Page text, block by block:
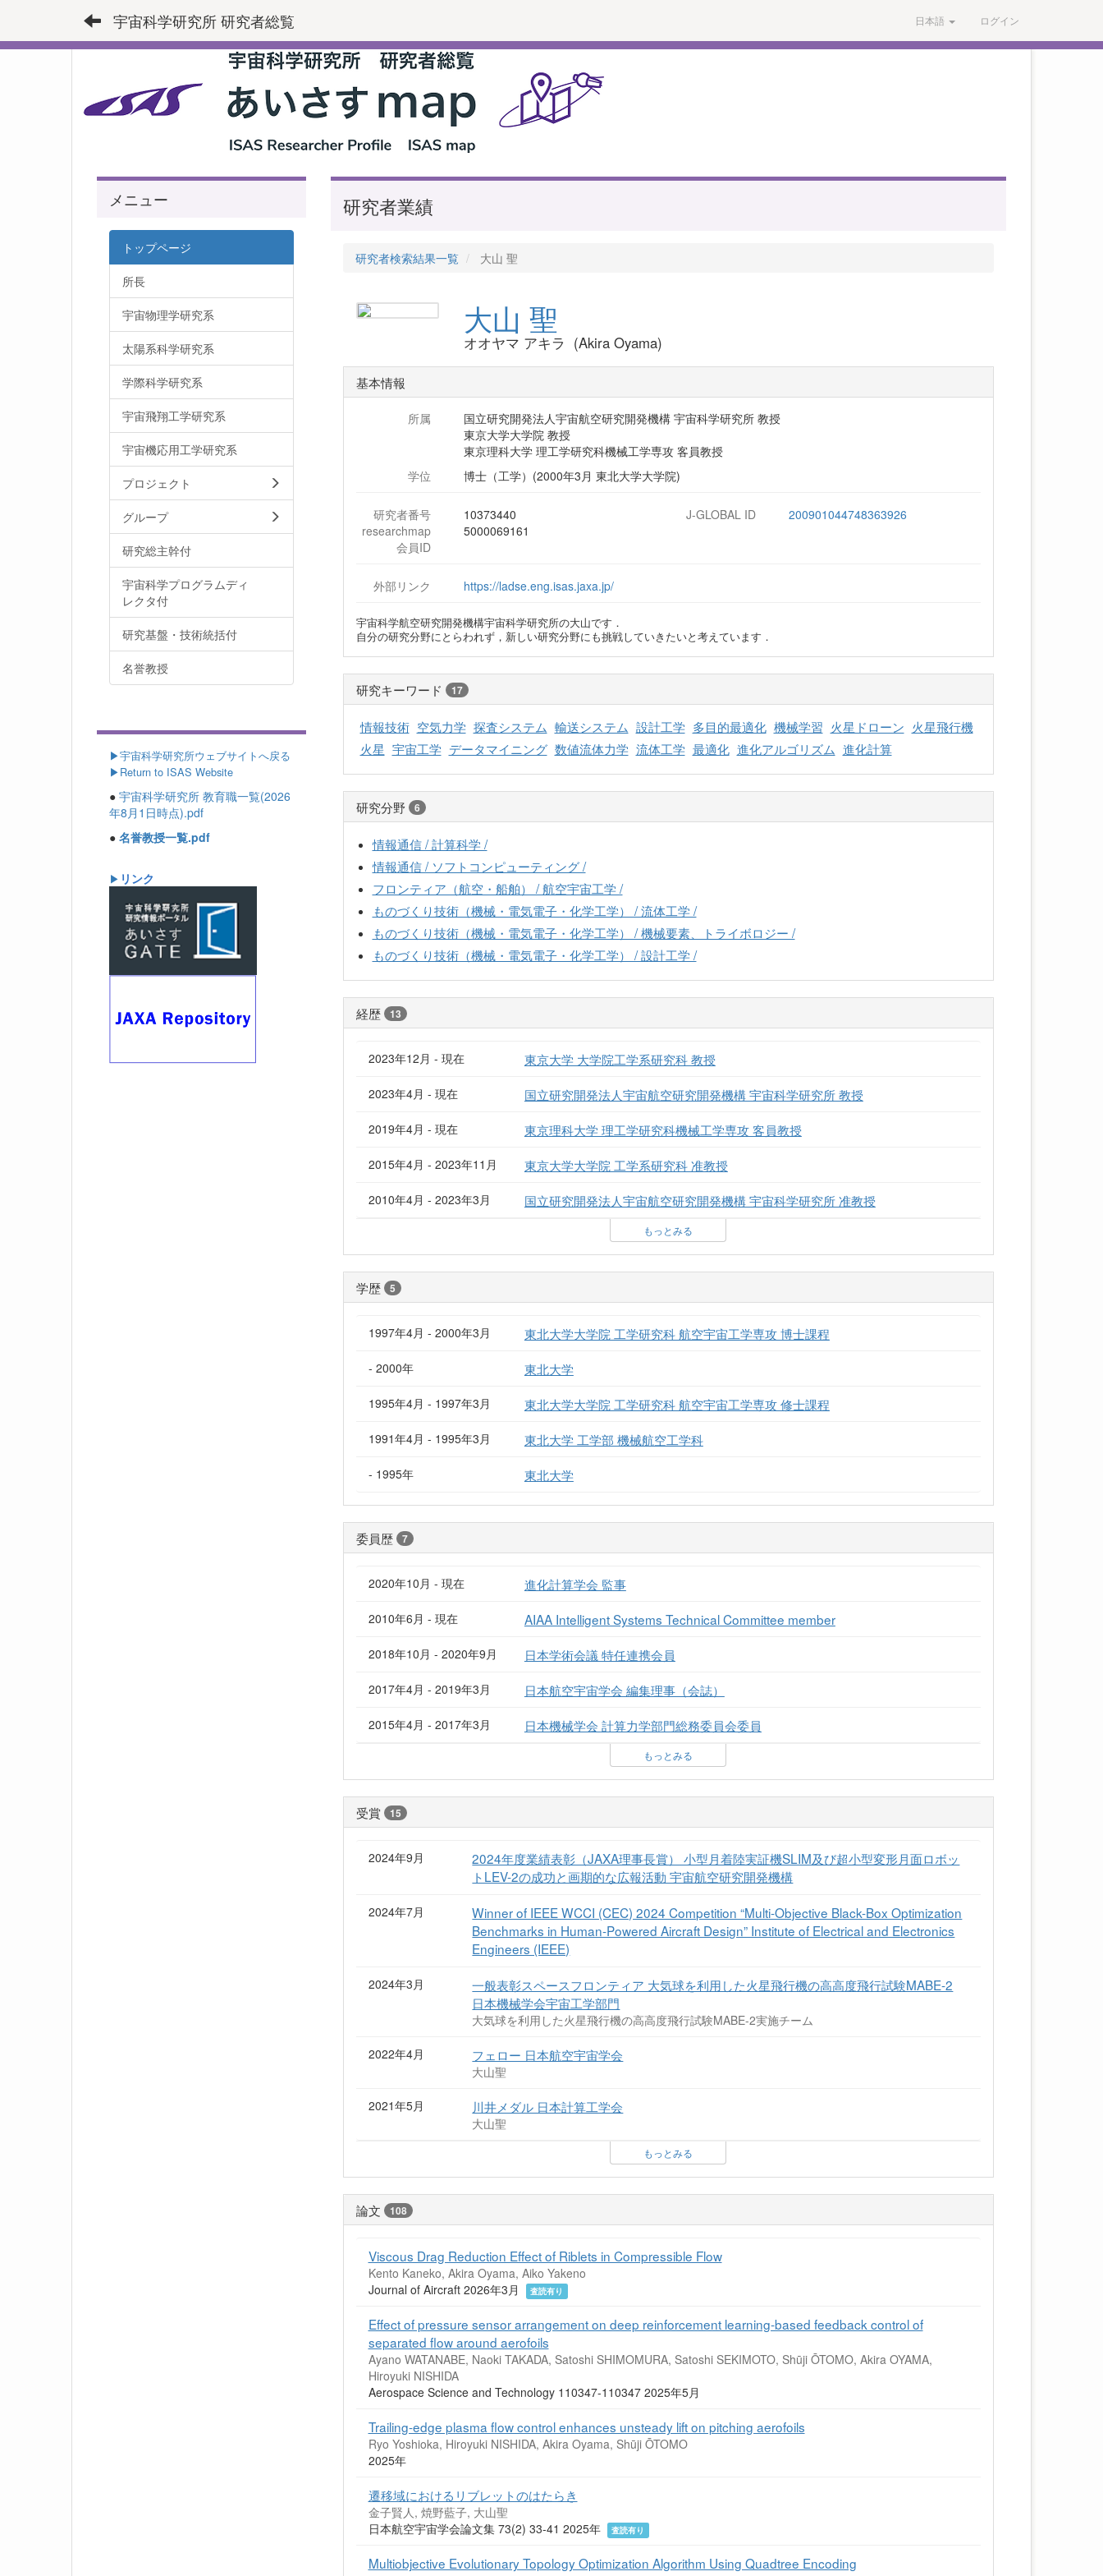
宇宙科学研究所 研究者総覧 日本語 ログイン
研究者業績
研究者検索結果一覧 大山 聖
大山 聖
オオヤマ アキラ (Akira Oyama)
基本情報
所属
国立研究開発法人宇宙航空研究開発機構 宇宙科学研究所 教授
東京大学大学院 教授
東京理科大学 理工学研究科機械工学専攻 客員教授
学位
博士（工学）(2000年3月 東北大学大学院)
研究者番号 10373440 J-GLOBAL ID
200901044748363926
researchmap
会員ID
5000069161
外部リンク https://ladse.eng.isas.jaxa.jp/
宇宙科学航空研究開発機構宇宙科学研究所の大山です．
自分の研究分野にとらわれず，新しい研究分野にも挑戦していきたいと考えています．
研究キーワード 17
情報技術 空気力学 探査システム 輸送システム 設計工学 多目的最適化 機械学習 火星ドローン 火星飛行機
火星 宇宙工学 データマイニング 数値流体力学 流体工学 最適化 進化アルゴリズム 進化計算
研究分野 6
情報通信 / 計算科学 /
情報通信 / ソフトコンピューティング /
フロンティア（航空・船舶） / 航空宇宙工学 /
ものづくり技術（機械・電気電子・化学工学） / 流体工学 /
ものづくり技術（機械・電気電子・化学工学） / 機械要素、トライボロジー /
ものづくり技術（機械・電気電子・化学工学） / 設計工学 /
経歴 13
2023年12月 - 現在 東京大学 大学院工学系研究科 教授
2023年4月 - 現在 国立研究開発法人宇宙航空研究開発機構 宇宙科学研究所 教授
2019年4月 - 現在 東京理科大学 理工学研究科機械工学専攻 客員教授
2015年4月 - 2023年11月 東京大学大学院 工学系研究科 准教授
2010年4月 - 2023年3月 国立研究開発法人宇宙航空研究開発機構 宇宙科学研究所 准教授
もっとみる
学歴 5
1997年4月 - 2000年3月 東北大学大学院 工学研究科 航空宇宙工学専攻 博士課程
- 2000年 東北大学
1995年4月 - 1997年3月 東北大学大学院 工学研究科 航空宇宙工学専攻 修士課程
1991年4月 - 1995年3月 東北大学 工学部 機械航空工学科
- 1995年 東北大学
委員歴 7
2020年10月 - 現在 進化計算学会 監事
2010年6月 - 現在 AIAA Intelligent Systems Technical Committee member
2018年10月 - 2020年9月 日本学術会議 特任連携会員
2017年4月 - 2019年3月 日本航空宇宙学会 編集理事（会誌）
2015年4月 - 2017年3月 日本機械学会 計算力学部門総務委員会委員
もっとみる
受賞 15
2024年9月
2024年度業績表彰（JAXA理事長賞） 小型月着陸実証機SLIM及び超小型変形月面ロボッ
トLEV-2の成功と画期的な広報活動 宇宙航空研究開発機構
2024年7月
Winner of IEEE WCCI (CEC) 2024 Competition “Multi-Objective Black-Box Optimization
Benchmarks in Human-Powered Aircraft Design” Institute of Electrical and Electronics
Engineers (IEEE)
2024年3月
一般表彰スペースフロンティア 大気球を利用した火星飛行機の高高度飛行試験MABE-2
日本機械学会宇宙工学部門
大気球を利用した火星飛行機の高高度飛行試験MABE-2実施チーム
2022年4月 フェロー 日本航空宇宙学会
大山聖
2021年5月 川井メダル 日本計算工学会
大山聖
もっとみる
論文 108
Viscous Drag Reduction Effect of Riblets in Compressible Flow
Kento Kaneko, Akira Oyama, Aiko Yakeno
Journal of Aircraft 2026年3月
査読有り
Effect of pressure sensor arrangement on deep reinforcement learning-based feedback control of
separated flow around aerofoils
Ayano WATANABE, Naoki TAKADA, Satoshi SHIMOMURA, Satoshi SEKIMOTO, Shūji ŌTOMO, Akira OYAMA,
Hiroyuki NISHIDA
Aerospace Science and Technology 110347-110347 2025年5月
Trailing-edge plasma flow control enhances unsteady lift on pitching aerofoils
Ryo Yoshioka, Hiroyuki NISHIDA, Akira Oyama, Shūji ŌTOMO
2025年
遷移域におけるリブレットのはたらき
金子賢人, 焼野藍子, 大山聖
日本航空宇宙学会論文集 73(2) 33-41 2025年
査読有り
Multiobjective Evolutionary Topology Optimization Algorithm Using Quadtree Encoding
メニュー
トップページ
所長
宇宙物理学研究系
太陽系科学研究系
学際科学研究系
宇宙飛翔工学研究系
宇宙機応用工学研究系
プロジェクト
グループ
研究総主幹付
宇宙科学プログラムディ
レクタ付
研究基盤・技術統括付
名誉教授
▶宇宙科学研究所ウェブサイトへ戻る
▶Return to ISAS Website
● 宇宙科学研究所 教育職一覧(2026
年8月1日時点).pdf
● 名誉教授一覧.pdf
▶ リンク